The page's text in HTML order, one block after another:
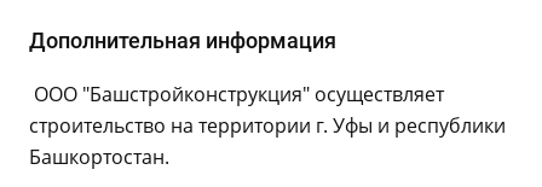
Дополнительная информация
ООО "Башстройконструкция" осуществляет
строительство на территории г. Уфы и республики
Башкортостан.